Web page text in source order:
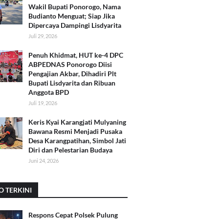
Wakil Bupati Ponorogo, Nama
Budianto Menguat; Siap Jika
Dipercaya Dampingi Lisdyarita
Juli 29, 2026
Penuh Khidmat, HUT ke-4 DPC
ABPEDNAS Ponorogo Diisi
Pengajian Akbar, Dihadiri Plt
Bupati Lisdyarita dan Ribuan
Anggota BPD
Juli 19, 2026
Keris Kyai Karangjati Mulyaning
Bawana Resmi Menjadi Pusaka
Desa Karangpatihan, Simbol Jati
Diri dan Pelestarian Budaya
Juni 24, 2026
TERKINI
Respons Cepat Polsek Pulung